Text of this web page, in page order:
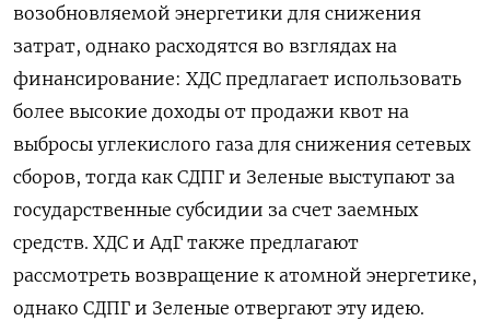
возобновляемой энергетики для снижения
затрат, однако расходятся во взглядах на
финансирование: ХДС предлагает использовать
более высокие доходы от продажи квот на
выбросы углекислого газа для снижения сетевых
сборов, тогда как СДПГ и Зеленые выступают за
государственные субсидии за счет заемных
средств. ХДС и АдГ также предлагают
рассмотреть возвращение к атомной энергетике,
однако СДПГ и Зеленые отвергают эту идею.